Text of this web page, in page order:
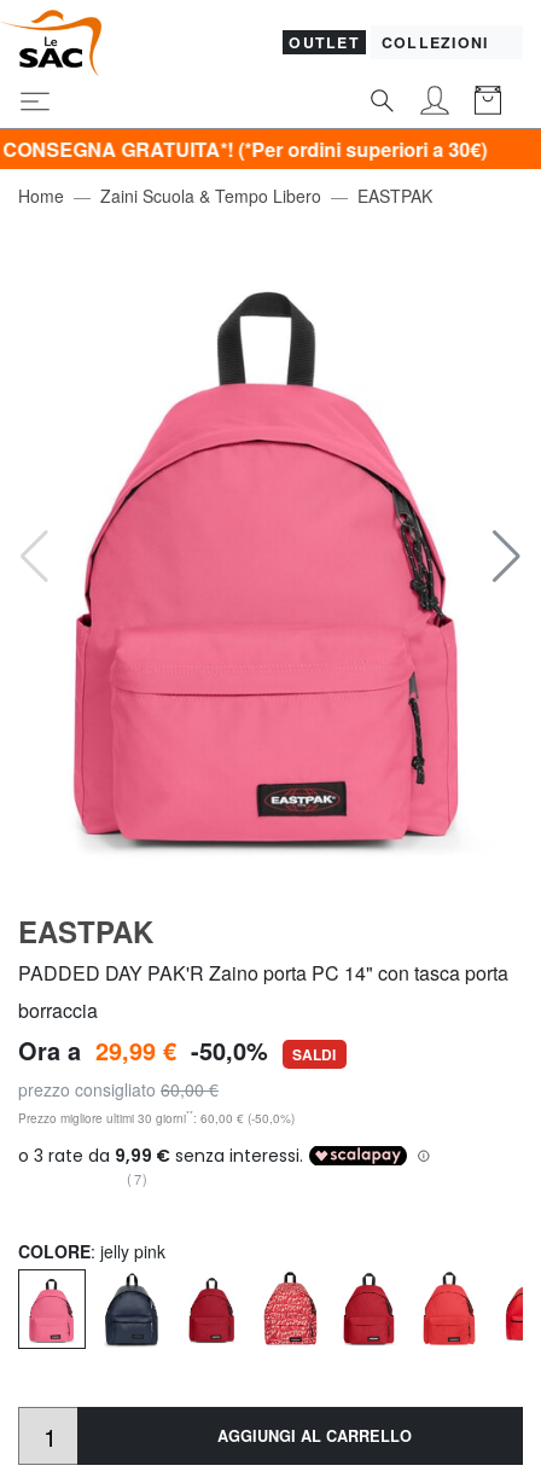
OUTLET COLLEZIONI
GRATUITA*! (*Per ordini superiori a 30€)
Home Zaini Scuola & Tempo Libero EASTPAK
EASTPAK
PADDED DAY PAK'R Zaino porta PC 14" con tasca porta
borraccia
Ora a 29,99 € -50,0% SALDI
prezzo consigliato 60,00 €
Prezzo migliore ultimi 30 giorni**: 60,00 € (-50,0%)
(7)
COLORE: jelly pink
AGGIUNGI AL CARRELLO